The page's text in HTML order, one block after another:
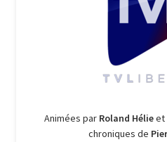
Animées par Roland Hélieet
chroniques de